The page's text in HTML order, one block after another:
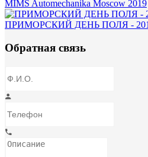
MIMS Automechanika Moscow 2019
ПРИМОРСКИЙ ДЕНЬ ПОЛЯ -
Обратная связь